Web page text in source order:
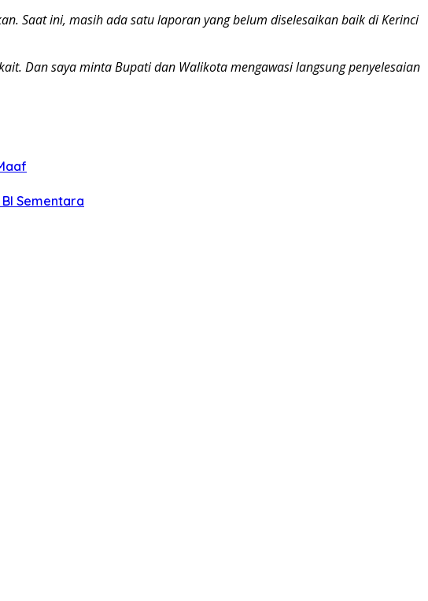
Saat ini, masih ada satu laporan yang belum diselesaikan baik di Kerinci
Dan saya minta Bupati dan Walikota mengawasi langsung penyelesaian
Sementara